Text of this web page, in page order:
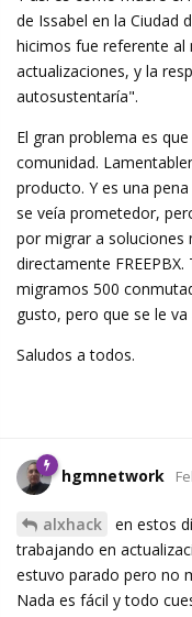
de Issabel en la Ciudad
hicimos fue referente
actualizaciones, y la
autosustentaría".
El gran problema es
comunidad.
producto. Y es una
se veía prometedor,
por migrar a soluciones
directamente
migramos 500
gusto, pero que se le va
Saludos a todos.
hgmnetwork
alxhack
en estos
trabajando en
estuvo parado pero no
Nada es fácil y todo